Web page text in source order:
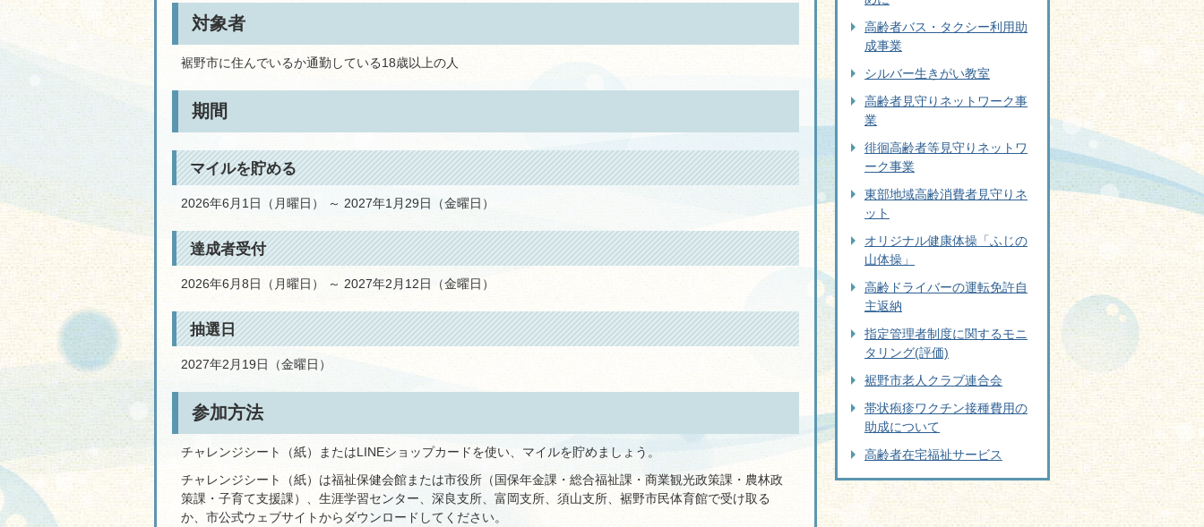
対象者
裾野市に住んでいるか通勤している18歳以上の人
期間
マイルを貯める
2026年6月1日（月曜日） ～ 2027年1月29日（金曜日）
達成者受付
2026年6月8日（月曜日） ～ 2027年2月12日（金曜日）
抽選日
2027年2月19日（金曜日）
参加方法
チャレンジシート（紙）またはLINEショップカードを使い、マイルを貯めましょう。
チャレンジシート（紙）は福祉保健会館または市役所（国保年金課・総合福祉課・商業観光政策課・農林政
策課・子育て支援課）、生涯学習センター、深良支所、富岡支所、須山支所、裾野市民体育館で受け取る
か、市公式ウェブサイトからダウンロードしてください。
高齢者バス・タクシー利用助
成事業
シルバー生きがい教室
高齢者見守りネットワーク事
業
徘徊高齢者等見守りネットワ
ーク事業
東部地域高齢消費者見守りネ
ット
オリジナル健康体操「ふじの
山体操」
高齢ドライバーの運転免許自
主返納
指定管理者制度に関するモニ
タリング(評価)
裾野市老人クラブ連合会
帯状疱疹ワクチン接種費用の
助成について
高齢者在宅福祉サービス